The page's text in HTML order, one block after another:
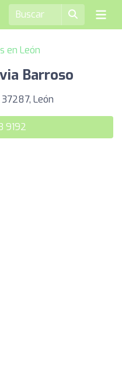
en León
Barroso
León
9192